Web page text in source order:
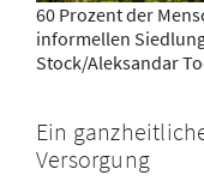
60 Prozent der
informellen
Stock/Aleksandar
Ein
Versorgung